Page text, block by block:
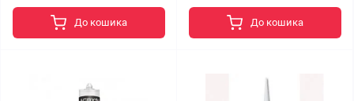
До кошика До кошика